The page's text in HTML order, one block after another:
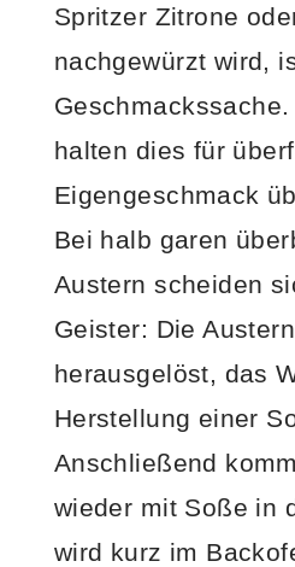
Spritzer Zitrone
nachgewürzt wird,
halten dies für
Eigengeschmack
Bei halb garen
Austern scheiden
Geister: Die
herausgelöst, das
Herstellung einer
Anschließend
wieder mit Soße in
wird kurz im